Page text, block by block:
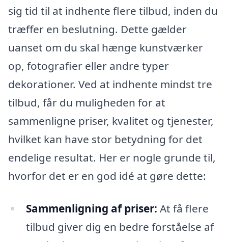
sig tid til at indhente flere tilbud, inden du
træffer en beslutning. Dette gælder
uanset om du skal hænge kunstværker
op, fotografier eller andre typer
dekorationer. Ved at indhente mindst tre
tilbud, får du muligheden for at
sammenligne priser, kvalitet og tjenester,
hvilket kan have stor betydning for det
endelige resultat. Her er nogle grunde til,
hvorfor det er en god idé at gøre dette:
Sammenligning af priser: At få flere
tilbud giver dig en bedre forståelse af